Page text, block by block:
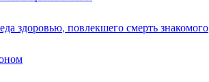
здоровью, повлекшего смерть знакомого